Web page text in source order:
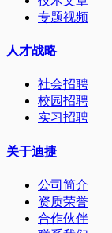
专题视频
人才战略
社会招聘
校园招聘
实习招聘
关于迪捷
公司简介
资质荣誉
合作伙伴